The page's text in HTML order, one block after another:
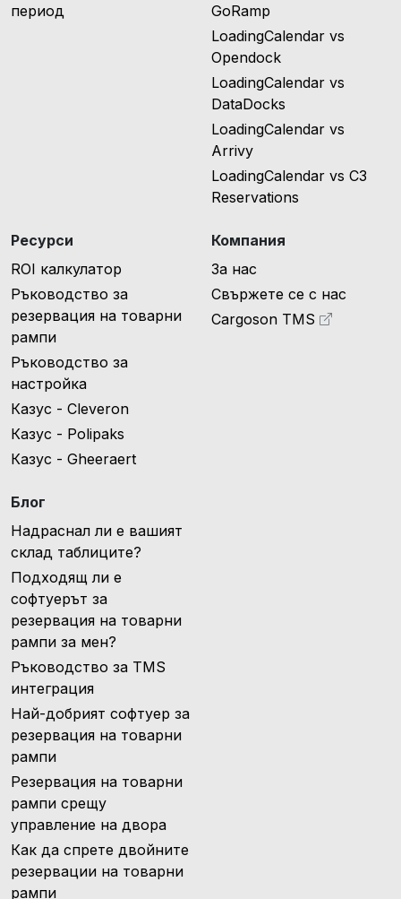
период
GoRamp
LoadingCalendar vs
Opendock
LoadingCalendar vs
DataDocks
LoadingCalendar vs
Arrivy
LoadingCalendar vs C3
Reservations
Ресурси
ROI калкулатор
Ръководство за
резервация на товарни
рампи
Ръководство за
настройка
Казус - Cleveron
Казус - Polipaks
Казус - Gheeraert
Блог
Надраснал ли е вашият
склад таблиците?
Подходящ ли е
софтуерът за
резервация на товарни
рампи за мен?
Ръководство за TMS
интеграция
Най-добрият софтуер за
резервация на товарни
рампи
Резервация на товарни
рампи срещу
управление на двора
Как да спрете двойните
резервации на товарни
рампи
Компания
За нас
Свържете се с нас
Cargoson TMS